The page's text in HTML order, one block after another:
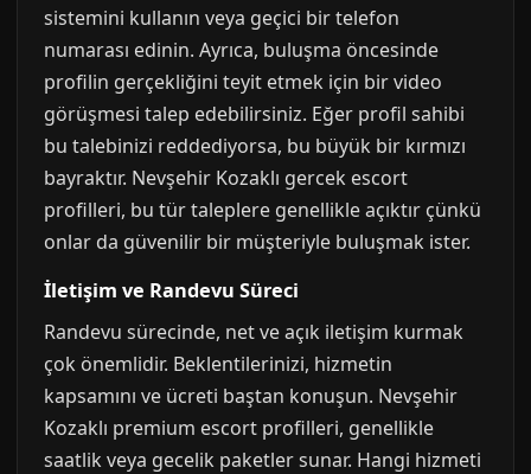
sistemini kullanın veya geçici bir telefon
numarası edinin. Ayrıca, buluşma öncesinde
profilin gerçekliğini teyit etmek için bir video
görüşmesi talep edebilirsiniz. Eğer profil sahibi
bu talebinizi reddediyorsa, bu büyük bir kırmızı
bayraktır. Nevşehir Kozaklı gercek escort
profilleri, bu tür taleplere genellikle açıktır çünkü
onlar da güvenilir bir müşteriyle buluşmak ister.
İletişim ve Randevu Süreci
Randevu sürecinde, net ve açık iletişim kurmak
çok önemlidir. Beklentilerinizi, hizmetin
kapsamını ve ücreti baştan konuşun. Nevşehir
Kozaklı premium escort profilleri, genellikle
saatlik veya gecelik paketler sunar. Hangi hizmeti